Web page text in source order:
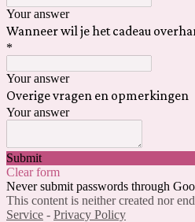
Your answer
Wanneer wil je het cadeau
*
Your answer
Overige vragen en opmerkingen
Your answer
Submit
Clear form
Never submit passwords through
This content is neither created nor
Service - Privacy Policy